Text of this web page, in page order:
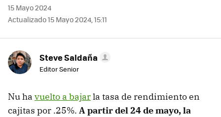
15 Mayo 2024
Actualizado 15 Mayo 2024, 15:11
Steve Saldaña
Editor Senior
Nu ha vuelto a bajarla tasa de rendimiento en
cajitas por .25%. A partir del 24 de mayo, la